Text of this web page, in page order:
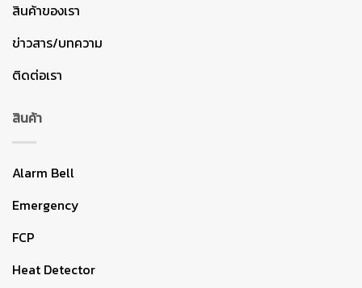
สินค้าของเรา
ข่าวสาร/บทความ
ติดต่อเรา
สินค้า
Alarm Bell
Emergency
FCP
Heat Detector